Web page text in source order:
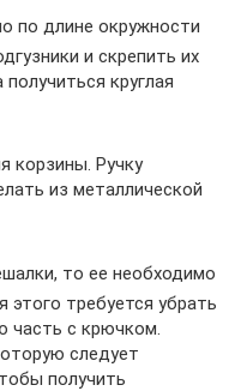
по длине окружности
и скрепить их
круглая
корзины. Ручку
из металлической
то ее необходимо
требуется убрать
часть с крючком.
следует
получить